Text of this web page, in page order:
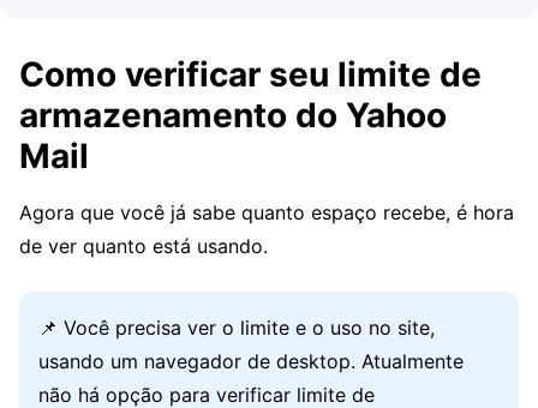
Como verificar seu limite de
armazenamento do Yahoo
Mail
Agora que você já sabe quanto espaço recebe, é hora
de ver quanto está usando.
📌 Você precisa ver o limite e o uso no site,
usando um navegador de desktop. Atualmente
não há opção para verificar limite de